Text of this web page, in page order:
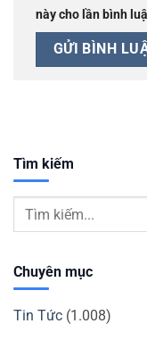
này cho lần bình
Tìm kiếm
Chuyên mục
Tin Tức (1.008)